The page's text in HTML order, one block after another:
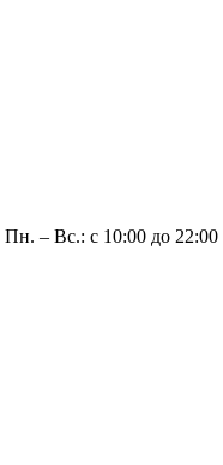
Пн. – Вс.: с 10:00 до 22:00